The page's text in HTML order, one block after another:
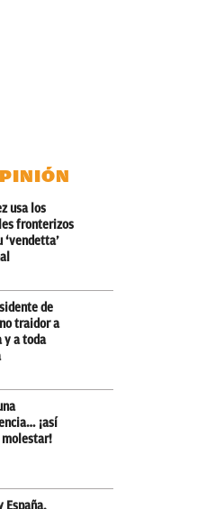
usa los
fronterizos
‘vendetta’
de
traidor a
y a toda
¡así
molestar!
España,